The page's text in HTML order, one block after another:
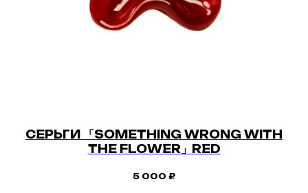
СЕРЬГИ 「SOMETHING WRONG WITH
THE FLOWER」RED
5 000 ₽